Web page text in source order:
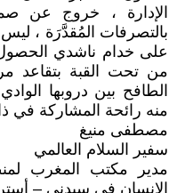
الإدارة ، خروج عن
بالتصرفات المُقدَّرَة ،
على خدام ناشدي
من تحت القبة بتقاعد
الطافح بين دروبها
منه رائحة المشاركة في
مصطفى منيغ
سفير السلام العالمي
مدير مكتب المغرب
الإنسان في سيدني –